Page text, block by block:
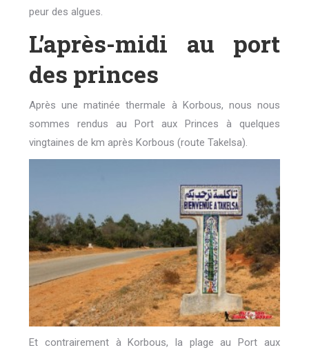
peur des algues.
L’après-midi au port
des princes
Après une matinée thermale à Korbous, nous nous
sommes rendus au Port aux Princes à quelques
vingtaines de km après Korbous (route Takelsa).
Et contrairement à Korbous, la plage au Port aux